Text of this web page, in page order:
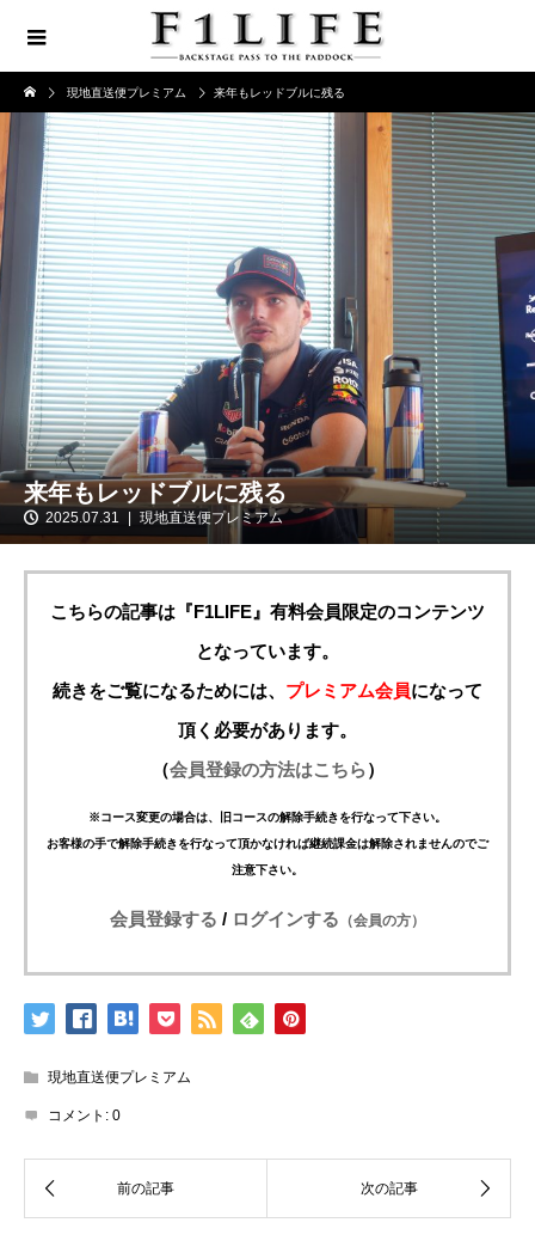
現地直送便プレミアム 来年もレッドブルに残る
来年もレッドブルに残る
2025.07.31 現地直送便プレミアム
こちらの記事は『F1LIFE』有料会員限定のコンテンツ
となっています。
続きをご覧になるためには、 プレミアム会員になって
頂く必要があります。
（会員登録の方法はこちら）
※コース変更の場合は、旧コースの解除手続きを行なって下さい。
お客様の手で解除手続きを行なって頂かなければ継続課金は解除されませんのでご
注意下さい。
会員登録する / ログインする （会員の方）
現地直送便プレミアム
コメント: 0